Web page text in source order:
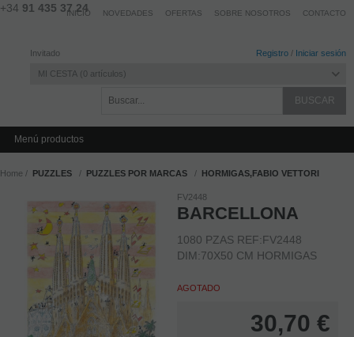
+34 91 435 37 24
Invitado Registro / Iniciar sesión
MI CESTA 0 artículos
INICIO NOVEDADES OFERTAS SOBRE NOSOTROS CONTACTO
Menú productos
Home PUZZLES PUZZLES POR MARCAS HORMIGAS,FABIO VETTORI
FV2448
BARCELLONA
1080 PZAS REF:FV2448
DIM:70X50 CM HORMIGAS
AGOTADO
30,70 €